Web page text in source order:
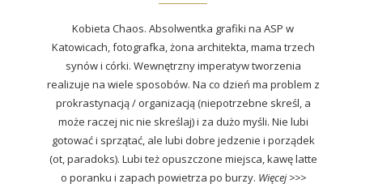
Kobieta Chaos. Absolwentka grafiki na ASP w
Katowicach, fotografka, żona architekta, mama trzech
synów i córki. Wewnętrzny imperatyw tworzenia
realizuje na wiele sposobów. Na co dzień ma problem z
prokrastynacją / organizacją (niepotrzebne skreśl, a
może raczej nic nie skreślaj) i za dużo myśli. Nie lubi
gotować i sprzątać, ale lubi dobre jedzenie i porządek
(ot, paradoks). Lubi też opuszczone miejsca, kawę latte
o poranku i zapach powietrza po burzy. Więcej >>>